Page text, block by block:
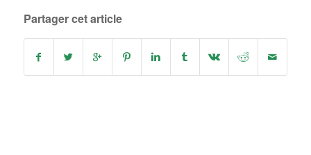
Partager cet article